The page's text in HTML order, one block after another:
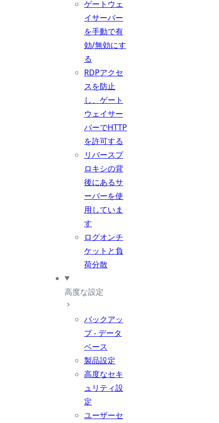
ゲートウェ
イサーバー
を手動で有
効/無効にす
る
RDPアクセ
スを防止
し、ゲート
ウェイサー
バーでHTTP
を許可する
リバースプ
ロキシの背
後にあるサ
ーバーを使
用していま
す
ログオンチ
ケットと負
荷分散
高度な設定
バックアッ
プ - データ
ベース
製品設定
高度なセキ
ュリティ設
定
ユーザーセ